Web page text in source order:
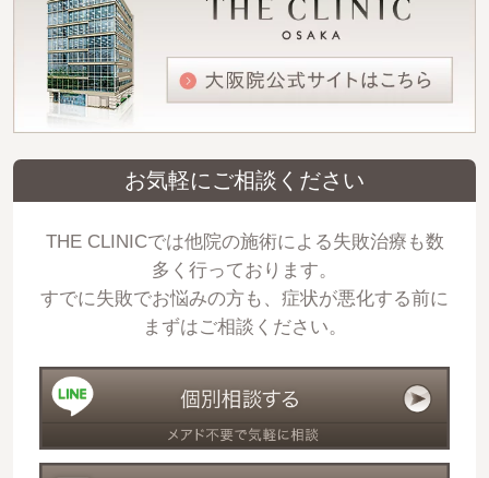
お気軽にご相談ください
THE CLINICでは他院の施術による失敗治療も数
多く行っております。
すでに失敗でお悩みの方も、症状が悪化する前に
まずはご相談ください。